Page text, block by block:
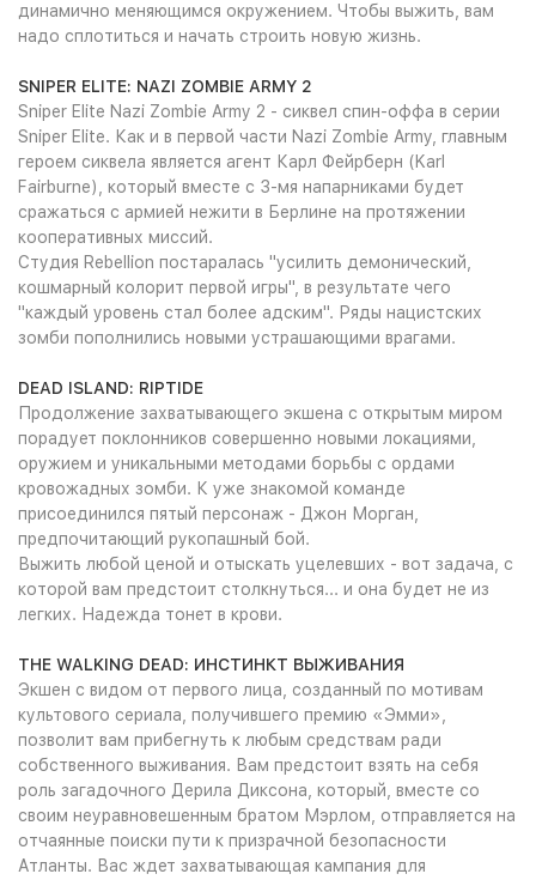
динамично меняющимся окружением. Чтобы выжить, вам
надо сплотиться и начать строить новую жизнь.
SNIPER ELITE: NAZI ZOMBIE ARMY 2
Sniper Elite Nazi Zombie Army 2 - сиквел спин-оффа в серии
Sniper Elite. Как и в первой части Nazi Zombie Army, главным
героем сиквела является агент Карл Фейрберн (Karl
Fairburne), который вместе с 3-мя напарниками будет
сражаться с армией нежити в Берлине на протяжении
кооперативных миссий.
Студия Rebellion постаралась "усилить демонический,
кошмарный колорит первой игры", в результате чего
"каждый уровень стал более адским". Ряды нацистских
зомби пополнились новыми устрашающими врагами.
DEAD ISLAND: RIPTIDE
Продолжение захватывающего экшена с открытым миром
порадует поклонников совершенно новыми локациями,
оружием и уникальными методами борьбы с ордами
кровожадных зомби. К уже знакомой команде
присоединился пятый персонаж - Джон Морган,
предпочитающий рукопашный бой.
Выжить любой ценой и отыскать уцелевших - вот задача, с
которой вам предстоит столкнуться... и она будет не из
легких. Надежда тонет в крови.
THE WALKING DEAD: ИНСТИНКТ ВЫЖИВАНИЯ
Экшен с видом от первого лица, созданный по мотивам
культового сериала, получившего премию «Эмми»,
позволит вам прибегнуть к любым средствам ради
собственного выживания. Вам предстоит взять на себя
роль загадочного Дерила Диксона, который, вместе со
своим неуравновешенным братом Мэрлом, отправляется на
отчаянные поиски пути к призрачной безопасности
Атланты. Вас ждет захватывающая кампания для